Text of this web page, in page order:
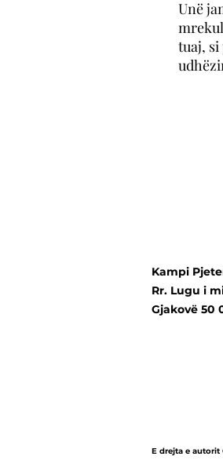
Unë
tuaj,
Kampi
Rr. Lugu i
Gjakovë 50
E drejta e autorit